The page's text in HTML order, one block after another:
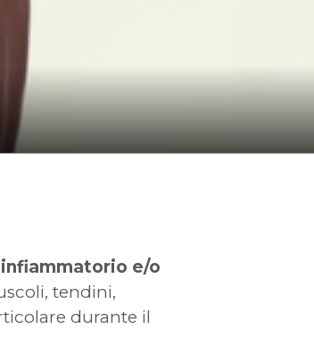
e/o
tendini,
durante il